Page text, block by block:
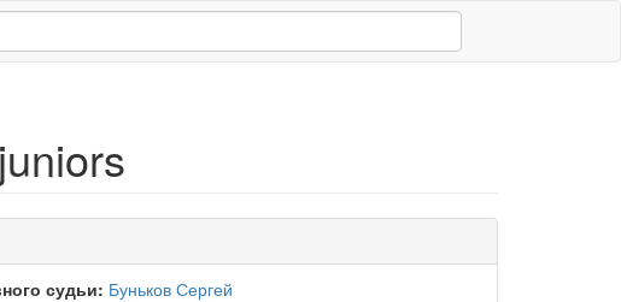
судьи: Буньков Сергей